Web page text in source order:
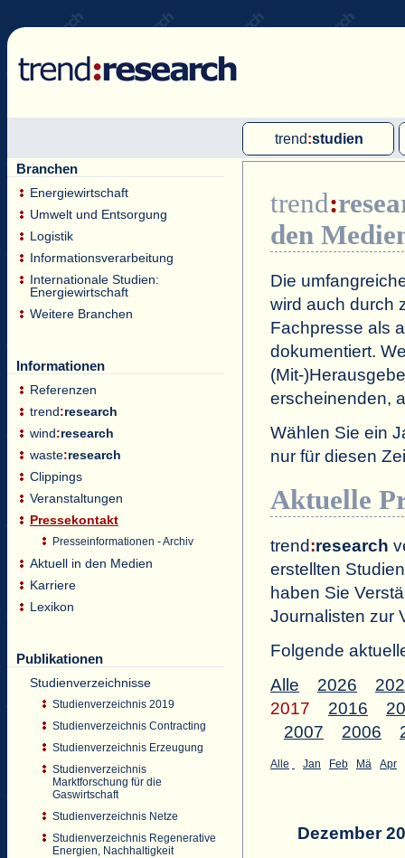
trend:studien
Single-Client-Studien
Internationale Markt Reports
Branchen
Energiewirtschaft
Umwelt und Entsorgung
Logistik
Informationsverarbeitung
Internationale Studien:
Energiewirtschaft
Weitere Branchen
Informationen
Referenzen
trend:research
wind:research
waste:research
Clippings
Veranstaltungen
Pressekontakt
Presseinformationen - Archiv
Aktuell in den Medien
Karriere
Lexikon
Publikationen
Studienverzeichnisse
Studienverzeichnis 2019
Studienverzeichnis Contracting
Studienverzeichnis Erzeugung
Studienverzeichnis
Marktforschung für die
Gaswirtschaft
Studienverzeichnis Netze
Studienverzeichnis Regenerative
Energien, Nachhaltigkeit
trend:
den
Die
wird auch durch
Fachpresse als
dokumentiert.
(Mit-
erscheinenden,
Wählen Sie ein
nur für diesen
Aktuelle
trend:research
erstellten
haben Sie
Journalisten zur
Folgende
Alle
2026
2017
2016
2007
2006
Alle Jan Feb Mä Apr
Dezember